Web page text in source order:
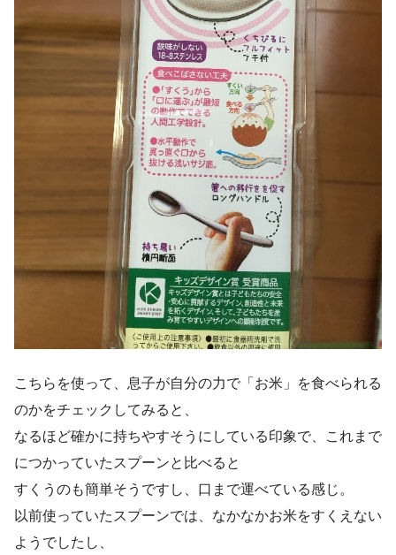
こちらを使って、息子が自分の力で「お米」を食べられる
のかをチェックしてみると、
なるほど確かに持ちやすそうにしている印象で、これまで
につかっていたスプーンと比べると
すくうのも簡単そうですし、口まで運べている感じ。
以前使っていたスプーンでは、なかなかお米をすくえない
ようでしたし、